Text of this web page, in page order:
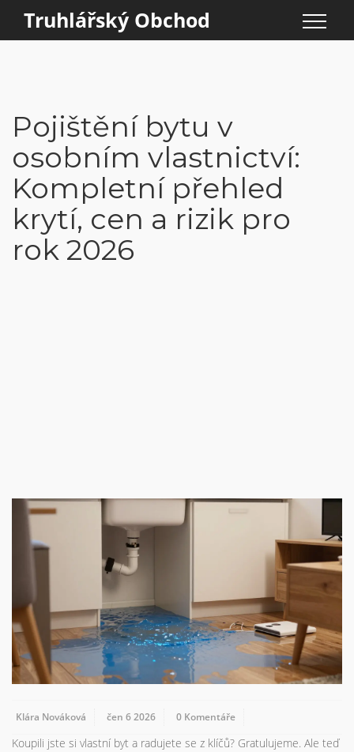
Truhlářský Obchod
Pojištění bytu v
osobním vlastnictví:
Kompletní přehled
krytí, cen a rizik pro
rok 2026
Klára Nováková čen 6 2026 0 Komentáře
Koupili jste si vlastní byt a radujete se z klíčů? Gratulujeme. Ale teď